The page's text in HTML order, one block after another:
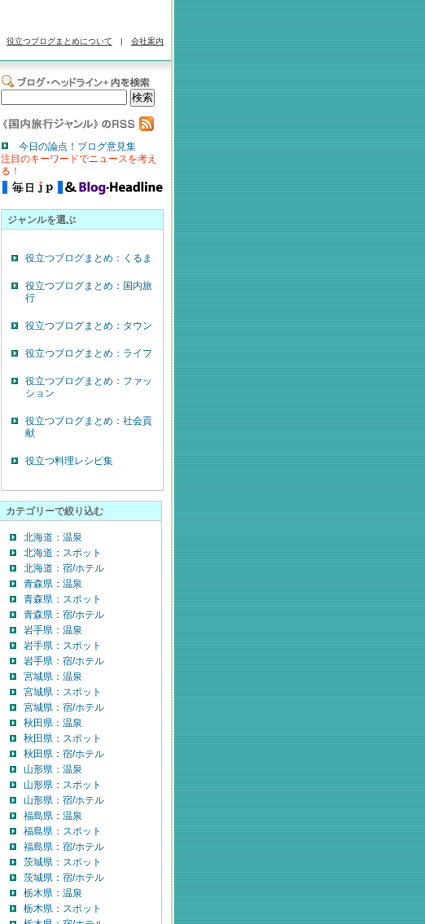
役立つブログまとめについて | 会社案内
今日の論点！ブログ意見集
注目のキーワードでニュースを考え
る！
ジャンルを選ぶ
役立つブログまとめ：くるま
役立つブログまとめ：国内旅
行
役立つブログまとめ：タウン
役立つブログまとめ：ライフ
役立つブログまとめ：ファッ
ション
役立つブログまとめ：社会貢
献
役立つ料理レシピ集
カテゴリーで絞り込む
北海道：温泉
北海道：スポット
北海道：宿/ホテル
青森県：温泉
青森県：スポット
青森県：宿/ホテル
岩手県：温泉
岩手県：スポット
岩手県：宿/ホテル
宮城県：温泉
宮城県：スポット
宮城県：宿/ホテル
秋田県：温泉
秋田県：スポット
秋田県：宿/ホテル
山形県：温泉
山形県：スポット
山形県：宿/ホテル
福島県：温泉
福島県：スポット
福島県：宿/ホテル
茨城県：スポット
茨城県：宿/ホテル
栃木県：温泉
栃木県：スポット